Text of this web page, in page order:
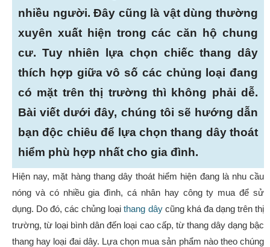
nhiều người. Đây cũng là vật dùng thường
xuyên xuất hiện trong các căn hộ chung
cư. Tuy nhiên lựa chọn chiếc thang dây
thích hợp giữa vô số các chủng loại đang
có mặt trên thị trường thì không phải dễ.
Bài viết dưới đây, chúng tôi sẽ hướng dẫn
bạn độc chiêu để lựa chọn thang dây thoát
hiểm phù hợp nhất cho gia đình.
Hiện nay, mặt hàng thang dây thoát hiểm hiện đang là nhu cầu
nóng và có nhiều gia đình, cá nhân hay công ty mua để sử
dụng. Do đó, các chủng loạithang dâycũng khá đa dạng trên thị
trường, từ loại bình dân đến loại cao cấp, từ thang dây dạng bậc
thang hay loại đai dây. Lựa chọn mua sản phẩm nào theo chúng